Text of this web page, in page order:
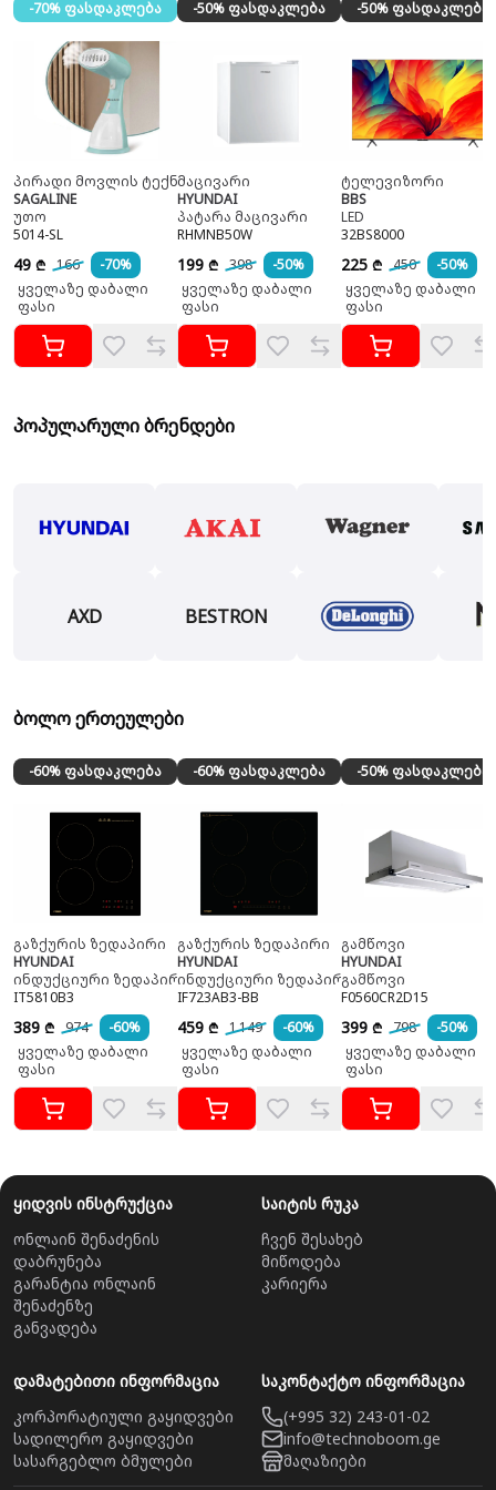
-70% ფასდაკლება
პირადი მოვლის ტექნიკა
SAGALINE
უთო
5014-SL
49 ₾ 166
-70%
ყველაზე დაბალი
ფასი
-50% ფასდაკლება
მაცივარი
HYUNDAI
პატარა მაცივარი
RHMNB50W
199 ₾ 398
-50%
ყველაზე დაბალი
ფასი
-50% ფასდაკლება
ტელევიზორი
BBS
LED
32BS8000
225 ₾ 450
-50%
ყველაზე დაბალი
ფასი
პოპულარული ბრენდები
AXD BESTRON
ბოლო ერთეულები
-60% ფასდაკლება
გაზქურის ზედაპირი
HYUNDAI
ინდუქციური ზედაპირი
IT5810B3
389 ₾ 974
-60%
ყველაზე დაბალი
ფასი
-60% ფასდაკლება
გაზქურის ზედაპირი
HYUNDAI
ინდუქციური ზედაპირი
IF723AB3-BB
459 ₾ 1 149
-60%
ყველაზე დაბალი
ფასი
-50% ფასდაკლება
გამწოვი
HYUNDAI
გამწოვი
F0560CR2D15
399 ₾ 798
-50%
ყველაზე დაბალი
ფასი
ყიდვის ინსტრუქცია
ონლაინ შენაძენის
დაბრუნება
გარანტია ონლაინ
შენაძენზე
განვადება
საიტის რუკა
ჩვენ შესახებ
მიწოდება
კარიერა
დამატებითი ინფორმაცია
კორპორატიული გაყიდვები
სადილერო გაყიდვები
სასარგებლო ბმულები
საკონტაქტო ინფორმაცია
(+995 32) 243-01-02
info@technoboom.ge
მაღაზიები